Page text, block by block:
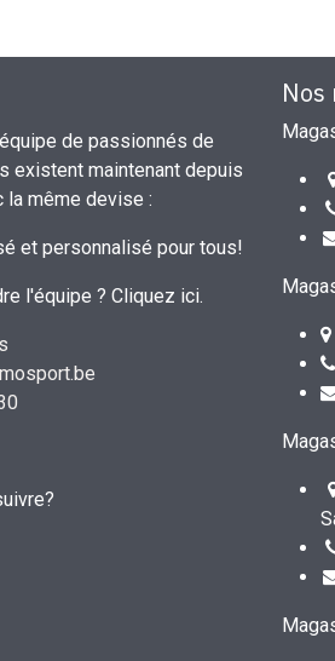
Nos
de passionnés de
existent maintenant depuis
la même devise :
et personnalisé pour tous!
l'équipe ? Cliquez ici.